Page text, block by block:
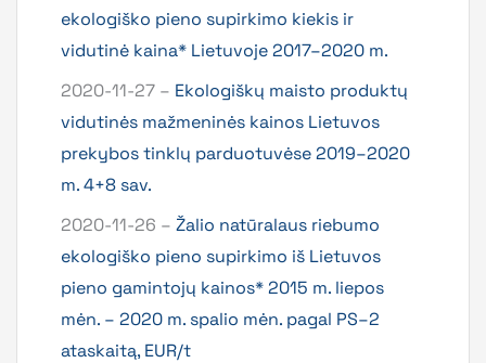
ekologiško pieno supirkimo kiekis ir
vidutinė kaina* Lietuvoje 2017–2020 m.
2020-11-27 – Ekologiškų maisto produktų
vidutinės mažmeninės kainos Lietuvos
prekybos tinklų parduotuvėse 2019–2020
m. 4+8 sav.
2020-11-26 – Žalio natūralaus riebumo
ekologiško pieno supirkimo iš Lietuvos
pieno gamintojų kainos* 2015 m. liepos
mėn. – 2020 m. spalio mėn. pagal PS–2
ataskaitą, EUR/t